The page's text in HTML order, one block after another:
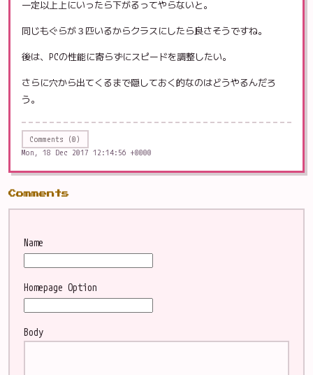
一定以上上にいったら下がるってやらないと。
同じもぐらが３匹いるからクラスにしたら良さそうですね。
後は、PCの性能に寄らずにスピードを調整したい。
さらに穴から出てくるまで隠しておく的なのはどうやるんだろ
う。
Comments (0)
Mon, 18 Dec 2017 12:14:56 +0000
Comments
Name
Homepage Option
Body